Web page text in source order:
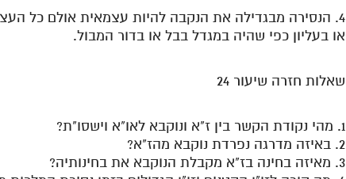
4. הנסירה מבגדילה את הנקבה להיות עצמאית אולם כל
או בעליון כפי שהיה במגדל בבל או בדור המבול.
שאלות חזרה שיעור 24
1. מהי נקודת הקשר בין ז"א ונוקבא לאו"א וישסו"ת?
2. באיזה מדרגה נפרדת נוקבא מהז"א?
3. מאיזה בחינה בז"א מקבלת הנוקבא את בחינותיה?